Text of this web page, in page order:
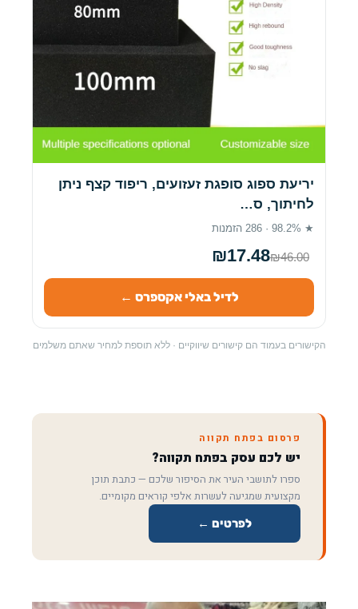
יריעת ספוג סופגת זעזועים, ריפוד קצף ניתן
לחיתוך, ס…
★ 98.2% · 286 הזמנות
₪17.48₪46.00
לדיל באלי אקספרס ←
הקישורים בעמוד הם קישורים שיווקיים · ללא תוספת למחיר שאתם משלמים
פרסום בפתח תקווה
יש לכם עסק בפתח תקווה?
ספרו לתושבי העיר את הסיפור שלכם — כתבת תוכן
מקצועית שמגיעה לעשרות אלפי קוראים מקומיים.
לפרטים ←